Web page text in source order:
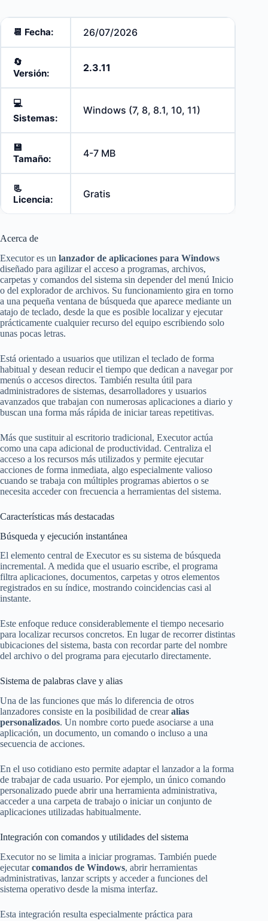
📆 Fecha: 26/07/2026
🔄️
Versión:
2.3.11
💻
Sistemas:
Windows (7, 8, 8.1, 10, 11)
💾
Tamaño:
4-7 MB
📃
Licencia:
Gratis
Acerca de
Executor es un lanzador de aplicaciones para Windows
diseñado para agilizar el acceso a programas, archivos,
carpetas y comandos del sistema sin depender del menú Inicio
o del explorador de archivos. Su funcionamiento gira en torno
a una pequeña ventana de búsqueda que aparece mediante un
atajo de teclado, desde la que es posible localizar y ejecutar
prácticamente cualquier recurso del equipo escribiendo solo
unas pocas letras.
Está orientado a usuarios que utilizan el teclado de forma
habitual y desean reducir el tiempo que dedican a navegar por
menús o accesos directos. También resulta útil para
administradores de sistemas, desarrolladores y usuarios
avanzados que trabajan con numerosas aplicaciones a diario y
buscan una forma más rápida de iniciar tareas repetitivas.
Más que sustituir al escritorio tradicional, Executor actúa
como una capa adicional de productividad. Centraliza el
acceso a los recursos más utilizados y permite ejecutar
acciones de forma inmediata, algo especialmente valioso
cuando se trabaja con múltiples programas abiertos o se
necesita acceder con frecuencia a herramientas del sistema.
Características más destacadas
Búsqueda y ejecución instantánea
El elemento central de Executor es su sistema de búsqueda
incremental. A medida que el usuario escribe, el programa
filtra aplicaciones, documentos, carpetas y otros elementos
registrados en su índice, mostrando coincidencias casi al
instante.
Este enfoque reduce considerablemente el tiempo necesario
para localizar recursos concretos. En lugar de recorrer distintas
ubicaciones del sistema, basta con recordar parte del nombre
del archivo o del programa para ejecutarlo directamente.
Sistema de palabras clave y alias
Una de las funciones que más lo diferencia de otros
lanzadores consiste en la posibilidad de crearalias
personalizados. Un nombre corto puede asociarse a una
aplicación, un documento, un comando o incluso a una
secuencia de acciones.
En el uso cotidiano esto permite adaptar el lanzador a la forma
de trabajar de cada usuario. Por ejemplo, un único comando
personalizado puede abrir una herramienta administrativa,
acceder a una carpeta de trabajo o iniciar un conjunto de
aplicaciones utilizadas habitualmente.
Integración con comandos y utilidades del sistema
Executor no se limita a iniciar programas. También puede
ejecutarcomandos de Windows, abrir herramientas
administrativas, lanzar scripts y acceder a funciones del
sistema operativo desde la misma interfaz.
Esta integración resulta especialmente práctica para